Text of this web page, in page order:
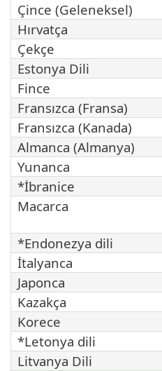
Çince (Geleneksel)
Hırvatça
Çekçe
Estonya Dili
Fince
Fransızca (Fransa)
Fransızca (Kanada)
Almanca (Almanya)
Yunanca
*İbranice
Macarca
*Endonezya dili
İtalyanca
Japonca
Kazakça
Korece
*Letonya dili
Litvanya Dili